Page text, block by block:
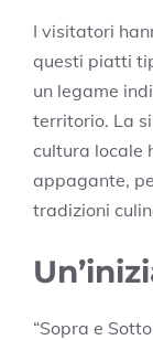
I visitatori
questi piatti
un legame
territorio. La
cultura locale
appagante,
tradizioni
“Sopra e